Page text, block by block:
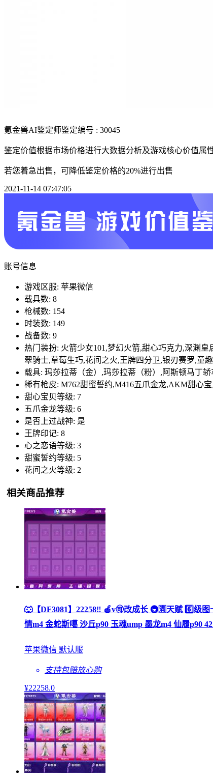
氪金兽AI鉴定师鉴定编号 : 30045
鉴定价值根据市场价格进行大数据分析及游戏核心价值属
若您着急出售，可降低鉴定价格的20%进行出售
2021-11-14 07:47:05
账号信息
游戏区服: 苹果微信
载具数: 8
枪械数: 154
时装数: 149
战备数: 9
热门装扮: 火箭少女101,梦幻火箭,甜心巧克力,深渊
翠骑士,草莓生巧,花间之火,王牌四分卫,银刃赛罗,童
载具: 玛莎拉蒂（金）,玛莎拉蒂（粉）,阿斯顿马丁
稀有枪皮: M762甜蜜誓约,M416五爪金龙,AKM甜心
甜心宝贝等级: 7
五爪金龙等级: 6
是否上过战神: 是
王牌印记: 8
心之恋语等级: 3
甜蜜誓约等级: 5
花间之火等级: 2
相关商品推荐
🐺【DF3081】22258‼️ 🍎v🉑改成长 🚇🈵天赋 6️⃣级
情m4 金蛇斯噶 沙丘p90 玉魂ump 墨龙m4 仙履p90
苹果微信 默认服
支持包赔放心购
¥22258.0